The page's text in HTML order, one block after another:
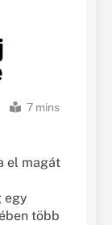
7 mins
el magát
egy
több